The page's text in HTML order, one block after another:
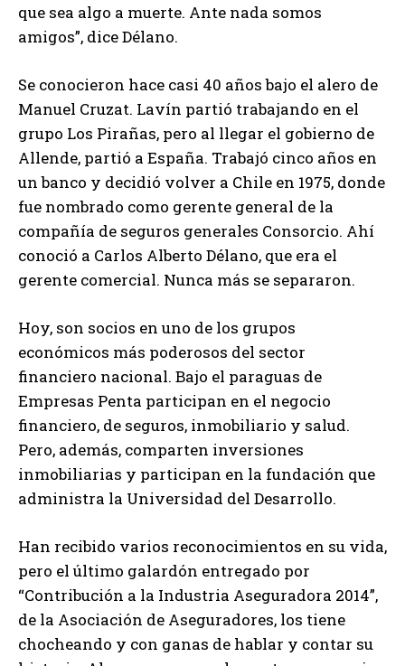
que sea algo a muerte. Ante nada somos
amigos”, dice Délano.
Se conocieron hace casi 40 años bajo el alero de
Manuel Cruzat. Lavín partió trabajando en el
grupo Los Pirañas, pero al llegar el gobierno de
Allende, partió a España. Trabajó cinco años en
un banco y decidió volver a Chile en 1975, donde
fue nombrado como gerente general de la
compañía de seguros generales Consorcio. Ahí
conoció a Carlos Alberto Délano, que era el
gerente comercial. Nunca más se separaron.
Hoy, son socios en uno de los grupos
económicos más poderosos del sector
financiero nacional. Bajo el paraguas de
Empresas Penta participan en el negocio
financiero, de seguros, inmobiliario y salud.
Pero, además, comparten inversiones
inmobiliarias y participan en la fundación que
administra la Universidad del Desarrollo.
Han recibido varios reconocimientos en su vida,
pero el último galardón entregado por
“Contribución a la Industria Aseguradora 2014”,
de la Asociación de Aseguradores, los tiene
chocheando y con ganas de hablar y contar su